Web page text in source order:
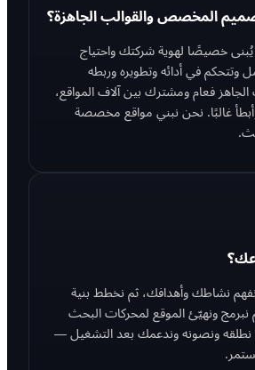
المخصص والقوالب الجاهزة؟
خصيصًا لهوية شركتك واحتياج
وتتحكم في أدائه وتطويره وربطه
فعام ومشترك بين آلاف المواقع،
غالبًا. نحن نبني مواقع مخصصة
نشاطك وأهدافك، ثم نخطط بنية
ونهيّئ الموقع لمحركات البحث
نطلقه ونصونه وندعمك بعد التشغيل —